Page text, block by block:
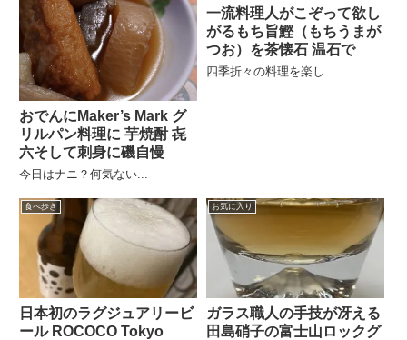
おでんにMaker’s Mark グ
リルパン料理に 芋焼酎 㐂
六そして刺身に磯自慢
今日はナニ？何気ない...
一流料理人がこぞって欲し
がるもち旨鰹（もちうまが
つお）を茶懐石 温石で
四季折々の料理を楽し...
食べ歩き
日本初のラグジュアリービ
ール ROCOCO Tokyo
お気に入り
ガラス職人の手技が冴える
田島硝子の富士山ロックグ